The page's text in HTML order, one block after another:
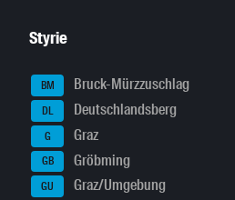
Styrie
BM Bruck-Mürzzuschlag
DL Deutschlandsberg
G Graz
GB Gröbming
GU Graz/Umgebung